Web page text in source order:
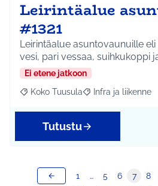
Leirintäalue
#1321
Leirintäalue asuntovaunuille
vesi, pari vessaa, suihkukoppi
Ei etene jatkoon
Rajaa tulokset aihepiirin mukaan:
Koko Tuusula Rajaa tulokset
Infra ja liikenne
Tutustu
1 … 5 6 7 8